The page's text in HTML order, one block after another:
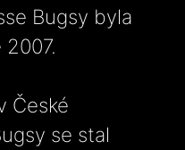
Bugsy byla
České
se stal